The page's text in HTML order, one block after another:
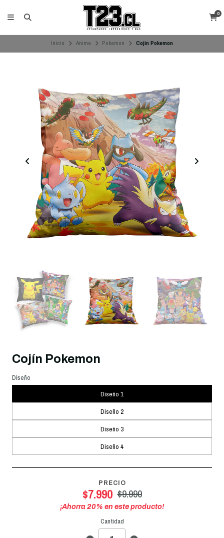
0
Inicio Anime Pokemon Cojín Pokemon
Cojín Pokemon
Diseño
Diseño 1
Diseño 2
Diseño 3
Diseño 4
PRECIO
$7.990 $9.990
¡Ahorra20% en este producto!
Cantidad